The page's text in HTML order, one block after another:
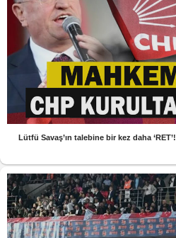
Lütfü Savaş’ın talebine bir kez daha ‘RET’!